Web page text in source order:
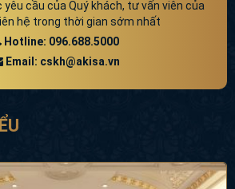
cầu của Quý khách, tư vấn viên của
hệ trong thời gian sớm nhất
Hotline: 096.688.5000
Email: cskh@akisa.vn